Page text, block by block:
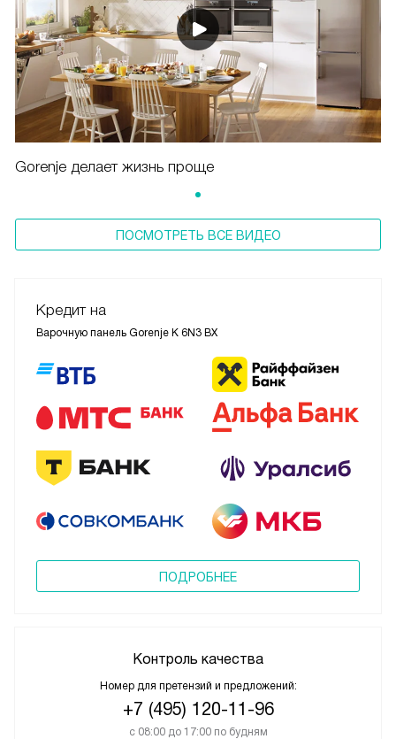
Gorenje делает жизнь проще
ПОСМОТРЕТЬ ВСЕ ВИДЕО
Кредит на
Варочную панель Gorenje K 6N3 BX
ПОДРОБНЕЕ
Контроль качества
Номер для претензий и предложений:
+7 (495) 120-11-96
с 08:00 до 17:00 по будням